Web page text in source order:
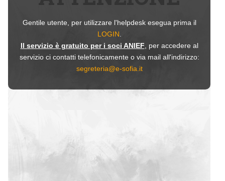
Gentile utente, per utilizzare l'helpdesk esegua prima il
LOGIN.
Il servizio è gratuito per i soci ANIEF, per accedere al
servizio ci contatti telefonicamente o via mail all'indirizzo:
segreteria@e-sofia.it